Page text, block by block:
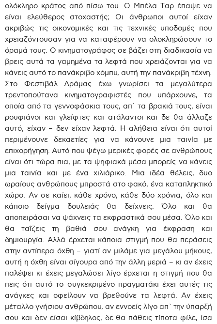
ολόκληρο κράτος από πίσω του. Ο Μπέλα Ταρ έπαψε να
είναι ελεύθερος στοχαστής; Οι άνθρωποι αυτοί είχαν
ακριβώς τις οικονομικές και τις τεχνικές υποδομές που
χρειαζόντουσαν για να καταφέρουν να ολοκληρώσουν το
όραμά τους. Ο κινηματογράφος σε βάζει στη διαδικασία να
βρεις αυτά τα γαμημένα τα λεφτά που χρειάζονται για να
κάνεις αυτό το πανάκριβο χόμπυ, αυτή την πανάκριβη τέχνη.
Στο Φεστιβάλ Δράμας έχω γνωρίσει τα μεγαλύτερα
τρεντοπούτανα κινηματογραφιστές που υπάρχουνε, τα
οποία από τα γεννοφάσκια τους, απ` τα βρακιά τους, είναι
ρουφιάνοι και γλείφτες και ατάλαντοι και δε θα άλλαζε
αυτό, είχαν – δεν είχαν λεφτά. Η αλήθεια είναι ότι αυτοί
περιμένουνε δεκαετίες για να κάνουνε μια ταινία με
επιχορήγηση. Αυτό που ψέγω μερικές φορές σε ανθρώπους
είναι ότι τώρα πια, με τα ψηφιακά μέσα μπορείς να κάνεις
μια ταινία και με ένα χιλιάρικο. Μια ιδέα θέλεις, δυο
ωραίους ανθρώπους μπροστά στο φακό, ένα καταπληκτικό
χώρο. Αν σε καίει, κάθε χρόνο, κάθε δύο χρόνια, όλο και
κάποιο δείγμα δουλειάς θα δείχνεις. Όλο και θα
αποπειράσαι να ψάχνεις τα εκφραστικά σου μέσα. Όλο και
θα ταΐζεις τη βαθιά σου ανάγκη για έκφραση και
δημιουργία. Αλλά έρχεται κάποια στιγμή που θα περάσεις
στην αντίπερα όχθη – γιατί αν μιλάμε για μεγάλου μήκους,
αυτή η όχθη είναι σίγουρα από την άλλη μεριά – κι αν έχεις
παλέψει κι έχεις μεγαλώσει λίγο έρχεται η στιγμή που θα
πεις ότι αυτό το συγκεκριμένο πραγματάκι έχει αυτές τις
ανάγκες και οφείλουν να βρεθούνε τα λεφτά. Αν έχεις
μέταλλο γνήσιου ανθρώπου, αν εννοείς λίγο απ` την ύπαρξή
σου και δεν είσαι κίβδηλος, δε θα πάθεις τίποτα φίλε, ίσα